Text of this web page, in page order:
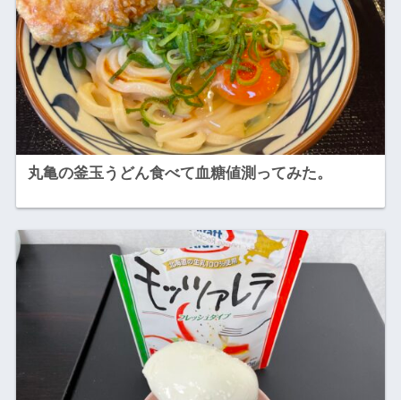
丸亀の釜玉うどん食べて血糖値測ってみた。